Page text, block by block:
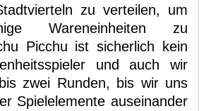
zu verteilen, um
Wareneinheiten zu
Picchu ist sicherlich kein
und auch wir
zwei Runden, bis wir uns
Spielelemente auseinander